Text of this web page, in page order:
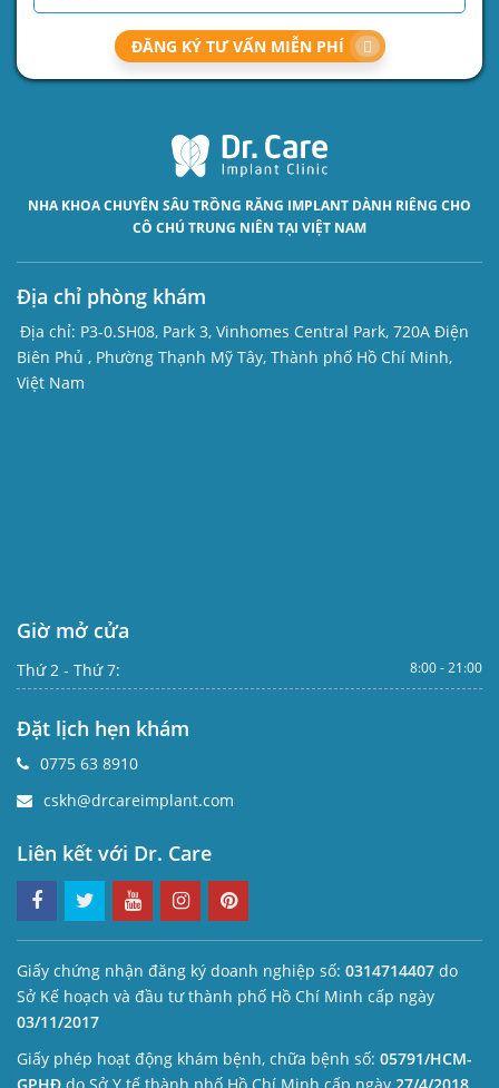
ĐĂNG KÝ TƯ VẤN MIỄN PHÍ
NHA KHOA CHUYÊN SÂU TRỒNG RĂNG IMPLANT DÀNH RIÊNG CHO
CÔ CHÚ TRUNG NIÊN TẠI VIỆT NAM
Địa chỉ phòng khám
Địa chỉ: P3-0.SH08, Park 3, Vinhomes Central Park, 720A Điện
Biên Phủ , Phường Thạnh Mỹ Tây, Thành phố Hồ Chí Minh,
Việt Nam
Giờ mở cửa
Thứ 2 - Thứ 7: 8:00 - 21:00
Đặt lịch hẹn khám
0775 63 8910
cskh@drcareimplant.com
Liên kết với Dr. Care
Giấy chứng nhận đăng ký doanh nghiệp số: 0314714407 do
Sở Kế hoạch và đầu tư thành phố Hồ Chí Minh cấp ngày
03/11/2017
Giấy phép hoạt động khám bệnh, chữa bệnh số: 05791/HCM-